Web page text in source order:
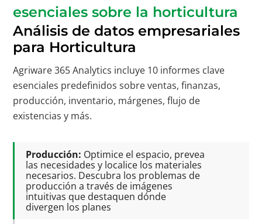
esenciales sobre la horticultura
Análisis de datos empresariales
para Horticultura
Agriware 365 Analytics incluye 10 informes clave
esenciales predefinidos sobre ventas, finanzas,
producción, inventario, márgenes, flujo de
existencias y más.
Producción: Optimice el espacio, prevea
las necesidades y localice los materiales
necesarios. Descubra los problemas de
producción a través de imágenes
intuitivas que destaquen dónde
divergen los planes